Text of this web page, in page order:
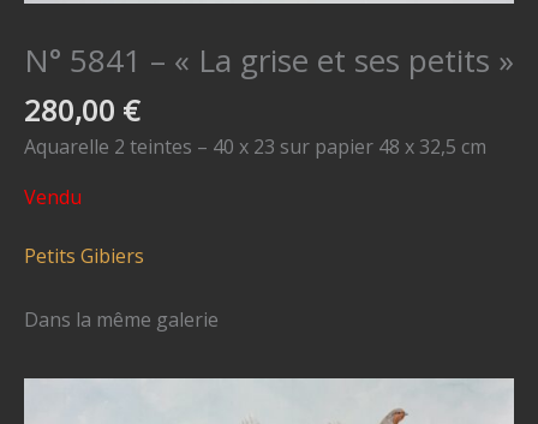
N° 5841 – « La grise et ses petits »
280,00 €
Aquarelle 2 teintes – 40 x 23 sur papier 48 x 32,5 cm
Vendu
Petits Gibiers
Dans la même galerie